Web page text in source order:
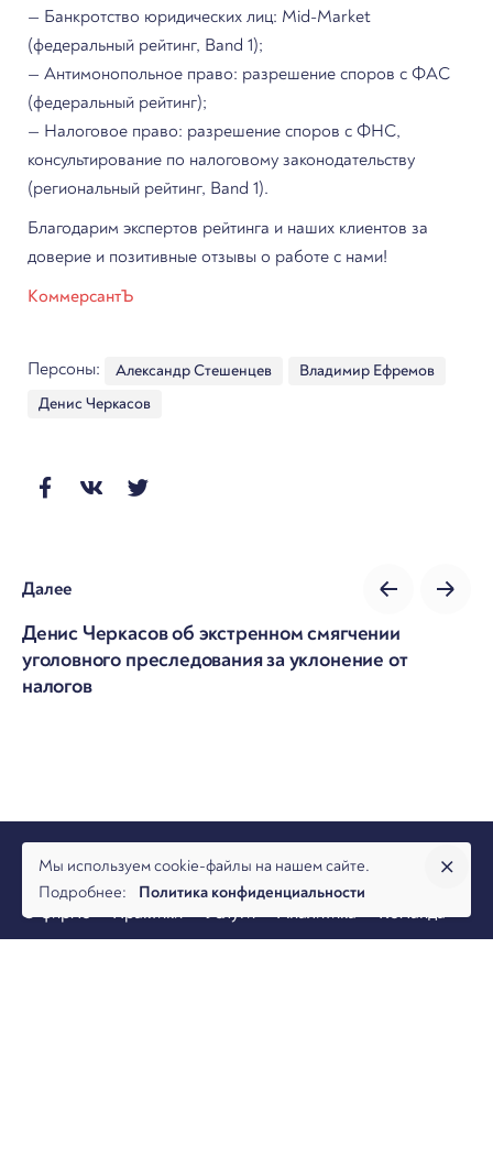
— Банкротство юридических лиц: Mid-Market
(федеральный рейтинг, Band 1);
— Антимонопольное право: разрешение споров с ФАС
(федеральный рейтинг);
— Налоговое право: разрешение споров с ФНС,
консультирование по налоговому законодательству
(региональный рейтинг, Band 1).
Благодарим экспертов рейтинга и наших клиентов за
доверие и позитивные отзывы о работе с нами!
КоммерсантЪ
Персоны: Александр Стешенцев
Владимир Ефремов
Денис Черкасов
Далее
Денис Черкасов об экстренном смягчении
уголовного преследования за уклонение от
налогов
О фирме Практики Услуги Аналитика
Команда
Мы используем cookie-файлы на нашем сайте.
Подробнее: Политика конфиденциальности